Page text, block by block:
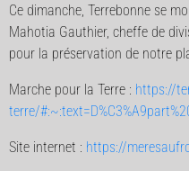
Ce dimanche, Terrebonne se
Mahotia Gauthier, cheffe de
pour la préservation de notre
Marche pour la Terre : https://
terre/
Site internet : https://